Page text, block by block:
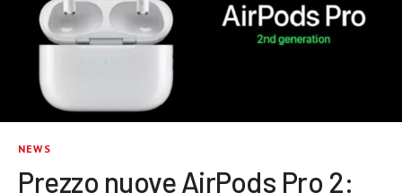
NEWS
Prezzo nuove AirPods Pro 2: